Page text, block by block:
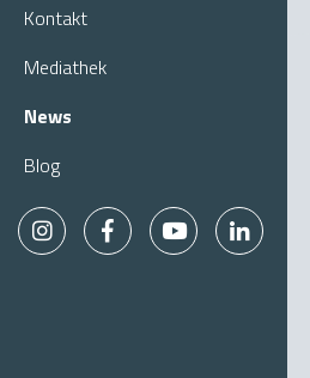
Kontakt
Mediathek
News
Blog